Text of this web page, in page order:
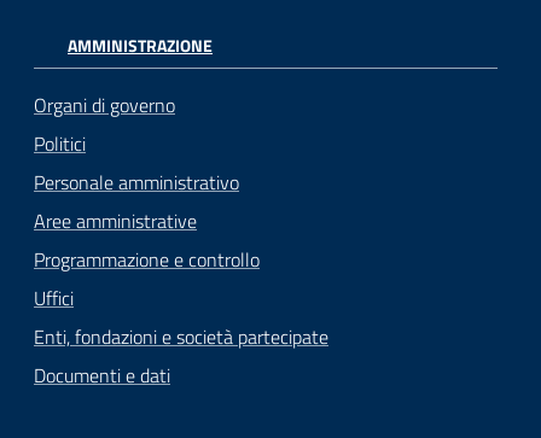
AMMINISTRAZIONE
Organi di governo
Politici
Personale amministrativo
Aree amministrative
Programmazione e controllo
Uffici
Enti, fondazioni e società partecipate
Documenti e dati